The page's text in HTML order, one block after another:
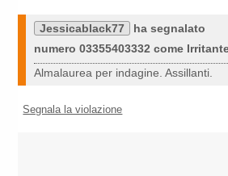
Jessicablack77
ha segnalato
numero 03355403332 come
Almalaurea per indagine. Assillanti.
Segnala la violazione